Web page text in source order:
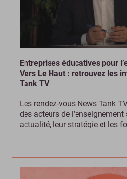
Entreprises éducatives pour
Vers Le Haut : retrouvez les
Tank TV
Les rendez-vous News Tank
des acteurs de
actualité, leur stratégie et les